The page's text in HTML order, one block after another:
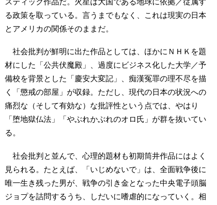
スティック作品だ。火星は大国である地球に依拠／従属す
る政策を取っている。言うまでもなく、これは現実の日本
とアメリカの関係そのままだ。
社会批判が鮮明に出た作品としては、ほかにＮＨＫを題
材にした「公共伏魔殿」、過度にビジネス化した大学／予
備校を背景とした「慶安大変記」、痴漢冤罪の理不尽を描
く「懲戒の部屋」が収録。ただし、現代の日本の状況への
痛烈な（そして有効な）な批評性という点では、やはり
「堕地獄仏法」「やぶれかぶれのオロ氏」が群を抜いてい
る。
社会批判と並んで、心理的題材も初期筒井作品にはよく
見られる。たとえば、「いじめないで」は、全面戦争後に
唯一生き残った男が、戦争の引き金となった中央電子頭脳
ジョプを詰問するうち、しだいに嗜虐的になっていく。相